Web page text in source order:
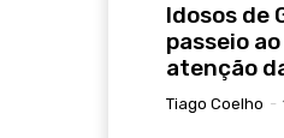
Idosos de
passeio
atenção
Tiago Coelho -